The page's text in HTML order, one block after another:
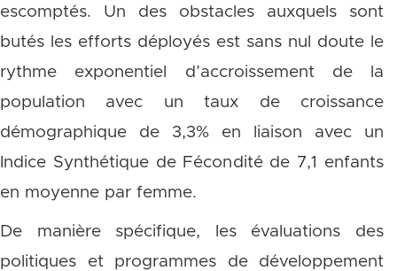
escomptés. Un des obstacles auxquels sont
butés les efforts déployés est sans nul doute le
rythme exponentiel d’accroissement de la
population avec un taux de croissance
démographique de 3,3% en liaison avec un
Indice Synthétique de Fécondité de 7,1 enfants
en moyenne par femme.
De manière spécifique, les évaluations des
politiques et programmes de développement